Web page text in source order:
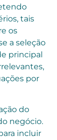
tais
os
a seleção
principal
por
do
negócio.
incluir